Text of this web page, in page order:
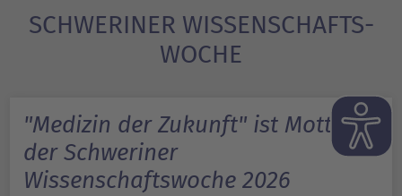
SCHWERINER WISSENSCHAFTS­
WOCHE
"Medizin der Zukunft" ist Motto
der Schweriner
Wissenschaftswoche 2026